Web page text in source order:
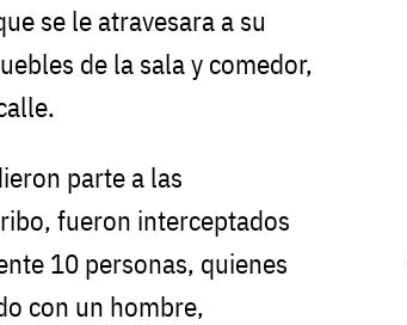
se le atravesara a su
de la sala y comedor,
parte a las
fueron interceptados
10 personas, quienes
con un hombre,